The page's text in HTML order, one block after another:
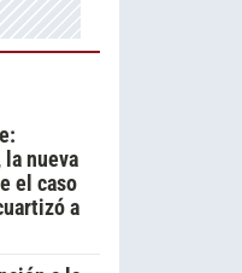
la nueva
el caso
a